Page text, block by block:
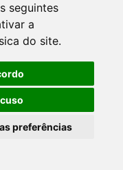
seguintes
a
do site.
preferências